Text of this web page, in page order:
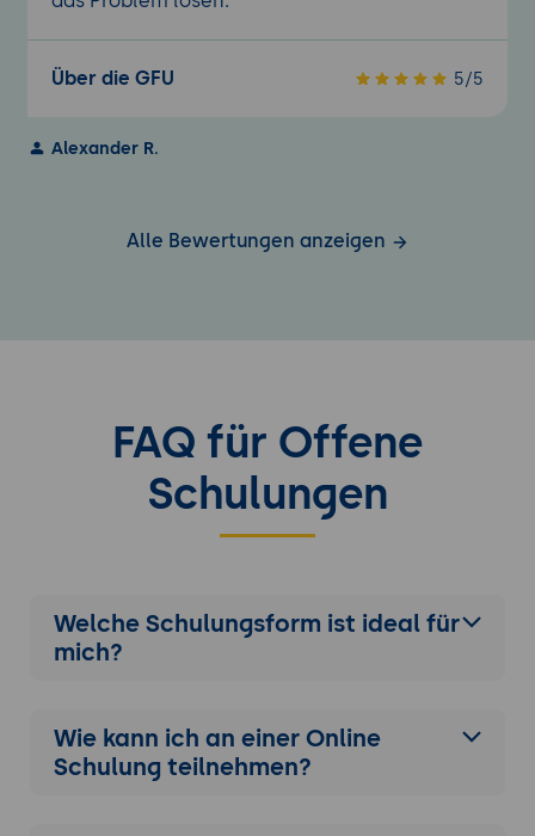
Über die GFU 5/5
Alexander R.
Alle Bewertungen anzeigen
FAQ für Offene
Schulungen
Welche Schulungsform ist ideal für
mich?
Wie kann ich an einer Online
Schulung teilnehmen?